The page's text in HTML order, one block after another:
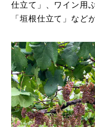
仕立て」、ワイン用
「垣根仕立て」など